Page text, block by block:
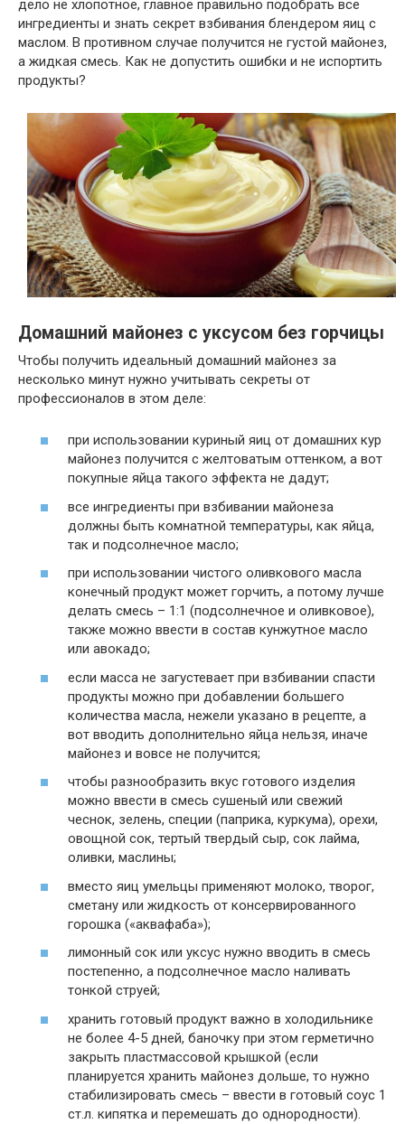
дело не хлопотное, главное правильно подобрать все
ингредиенты и знать секрет взбивания блендером яиц с
маслом. В противном случае получится не густой майонез,
а жидкая смесь. Как не допустить ошибки и не испортить
продукты?
Домашний майонез с уксусом без горчицы
Чтобы получить идеальный домашний майонез за
несколько минут нужно учитывать секреты от
профессионалов в этом деле:
при использовании куриный яиц от домашних кур
майонез получится с желтоватым оттенком, а вот
покупные яйца такого эффекта не дадут;
все ингредиенты при взбивании майонеза
должны быть комнатной температуры, как яйца,
так и подсолнечное масло;
при использовании чистого оливкового масла
конечный продукт может горчить, а потому лучше
делать смесь – 1:1 (подсолнечное и оливковое),
также можно ввести в состав кунжутное масло
или авокадо;
если масса не загустевает при взбивании спасти
продукты можно при добавлении большего
количества масла, нежели указано в рецепте, а
вот вводить дополнительно яйца нельзя, иначе
майонез и вовсе не получится;
чтобы разнообразить вкус готового изделия
можно ввести в смесь сушеный или свежий
чеснок, зелень, специи (паприка, куркума), орехи,
овощной сок, тертый твердый сыр, сок лайма,
оливки, маслины;
вместо яиц умельцы применяют молоко, творог,
сметану или жидкость от консервированного
горошка («аквафаба»);
лимонный сок или уксус нужно вводить в смесь
постепенно, а подсолнечное масло наливать
тонкой струей;
хранить готовый продукт важно в холодильнике
не более 4-5 дней, баночку при этом герметично
закрыть пластмассовой крышкой (если
планируется хранить майонез дольше, то нужно
стабилизировать смесь – ввести в готовый соус 1
ст.л. кипятка и перемешать до однородности).